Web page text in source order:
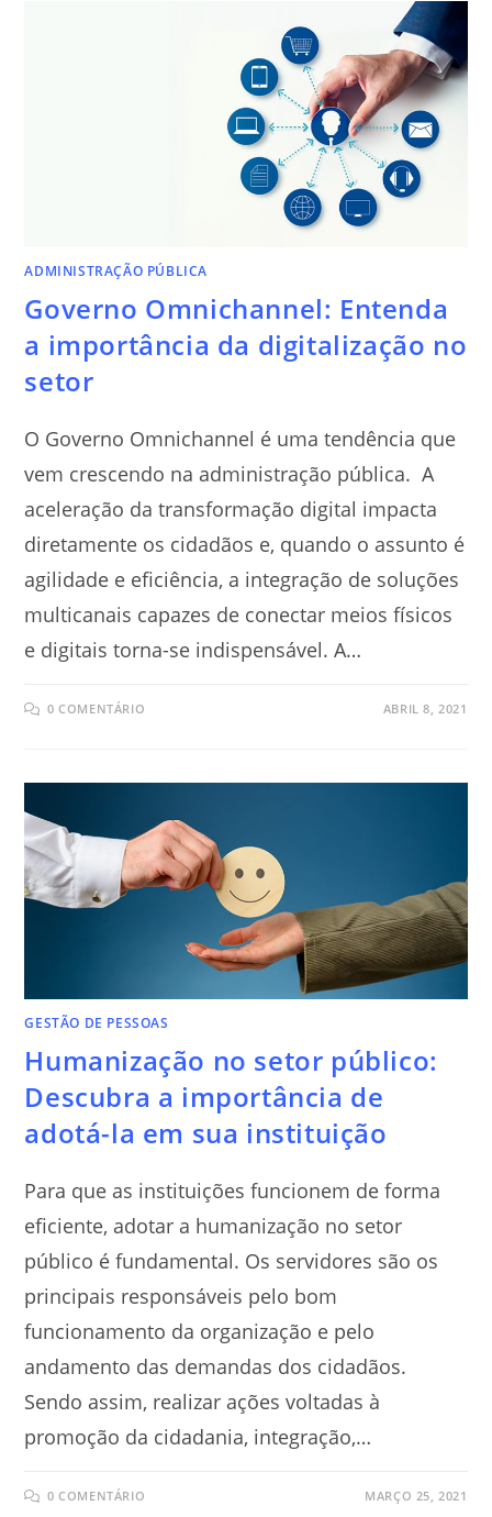
ADMINISTRAÇÃO PÚBLICA
Governo Omnichannel: Entenda
a importância da digitalização no
setor
O Governo Omnichannel é uma tendência que
vem crescendo na administração pública. A
aceleração da transformação digital impacta
diretamente os cidadãos e, quando o assunto é
agilidade e eficiência, a integração de soluções
multicanais capazes de conectar meios físicos
e digitais torna-se indispensável. A…
0 COMENTÁRIO ABRIL 8, 2021
GESTÃO DE PESSOAS
Humanização no setor público:
Descubra a importância de
adotá-la em sua instituição
Para que as instituições funcionem de forma
eficiente, adotar a humanização no setor
público é fundamental. Os servidores são os
principais responsáveis pelo bom
funcionamento da organização e pelo
andamento das demandas dos cidadãos.
Sendo assim, realizar ações voltadas à
promoção da cidadania, integração,…
0 COMENTÁRIO MARÇO 25, 2021